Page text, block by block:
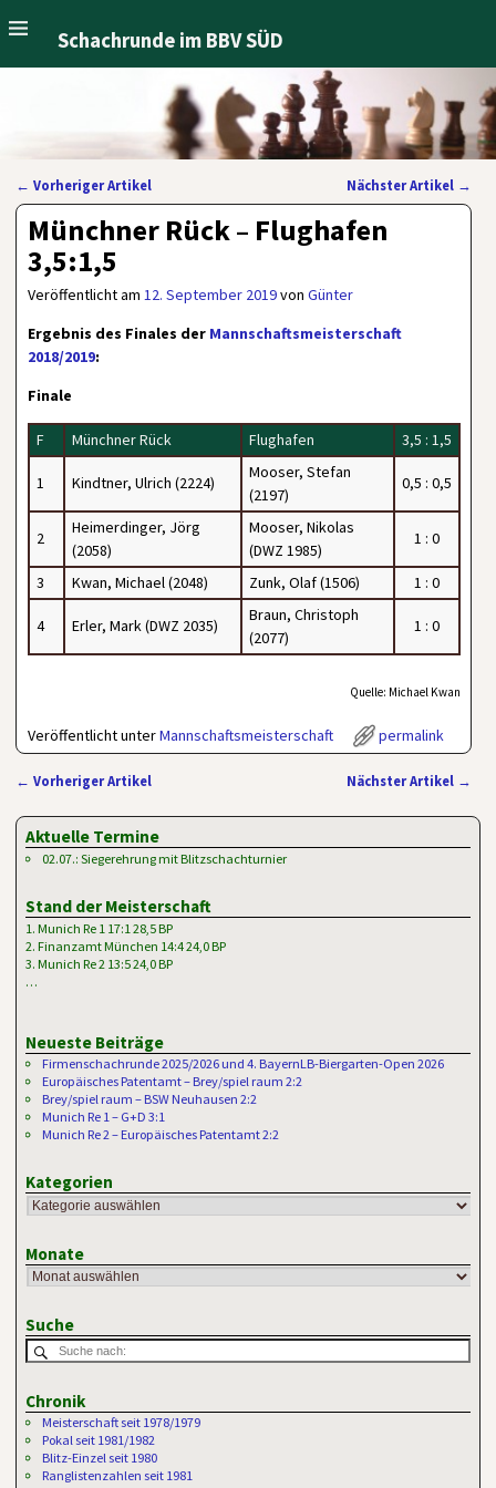
Schachrunde im BBV SÜD
Artikelnavigation
← Vorheriger Artikel Nächster Artikel →
Münchner Rück – Flughafen
3,5:1,5
Veröffentlicht am12. September 2019vonGünter
Ergebnis des Finales der Mannschaftsmeisterschaft
2018/2019:
Finale
F Münchner Rück Flughafen 3,5 : 1,5
1 Kindtner, Ulrich (2224)
Mooser, Stefan
(2197)
0,5 : 0,5
2
Heimerdinger, Jörg
(2058)
Mooser, Nikolas
(DWZ 1985)
1 : 0
3 Kwan, Michael (2048) Zunk, Olaf (1506) 1 : 0
4 Erler, Mark (DWZ 2035)
Braun, Christoph
(2077)
1 : 0
Quelle: Michael Kwan
Veröffentlicht unterMannschaftsmeisterschaft permalink
← Vorheriger Artikel Nächster Artikel →
Aktuelle Termine
02.07.: Siegerehrung mit Blitzschachturnier
Stand der Meisterschaft
1. Munich Re 1 17:1 28,5 BP
2. Finanzamt München 14:4 24,0 BP
3. Munich Re 2 13:5 24,0 BP
…
Neueste Beiträge
Firmenschachrunde 2025/2026 und 4. BayernLB-Biergarten-Open 2026
Europäisches Patentamt – Brey/spiel raum 2:2
Brey/spiel raum – BSW Neuhausen 2:2
Munich Re 1 – G+D 3:1
Munich Re 2 – Europäisches Patentamt 2:2
Kategorien
Monate
Suche
Chronik
Meisterschaft seit 1978/1979
Pokal seit 1981/1982
Blitz-Einzel seit 1980
Ranglistenzahlen seit 1981